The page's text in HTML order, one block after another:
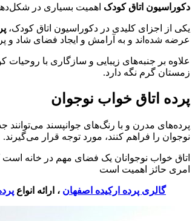
دکوراسیون اتاق کودک اهمیت بسیاری در
یکی از اجزای کلیدی در دکوراسیون اتاق کودک،
عرضه شده‌اند و به آرامش و ایجاد فضای شاد و
علاوه بر جنبه‌های زیبایی و سازگاری با
زمستان گرم نگه دارد.
پرده اتاق خواب نوجوان
پرده‌های مدرن و با رنگ‌های جوانپسند
نوجوان را فراهم کنند، مورد توجه قرار می‌گیرند.
اتاق خواب نوجوانان یک فضای مهم در خانه است
امری حائز اهمیت است
گالری پرده ارکیده اصفهان ، ارائه انواع